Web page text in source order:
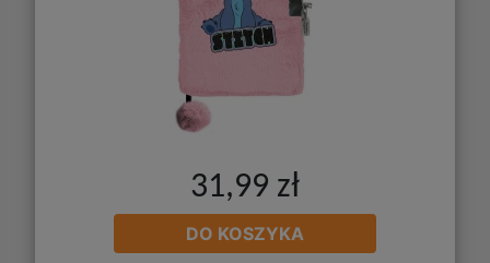
31,99 zł
DO KOSZYKA